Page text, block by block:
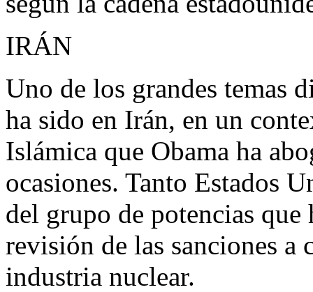
IRÁN
Uno de los grandes temas
ha sido en Irán, en un
Islámica que Obama ha
ocasiones. Tanto Estados
del grupo de potencias
revisión de las sanciones a
industria nuclear.